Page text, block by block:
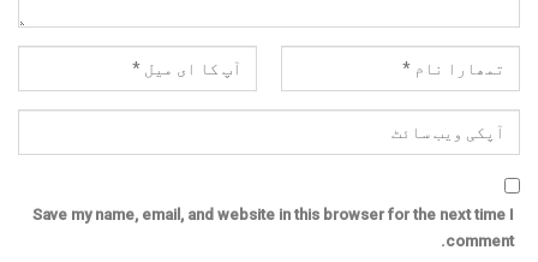
Save my name, email, and website in this browser for the next time I
comment.